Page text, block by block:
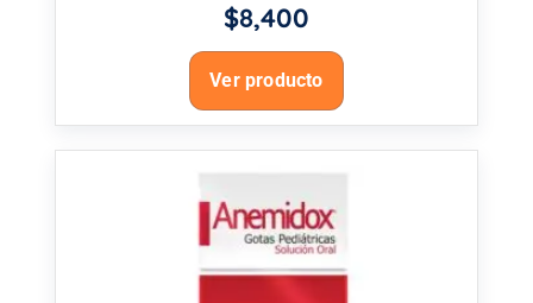
$8,400
Ver producto